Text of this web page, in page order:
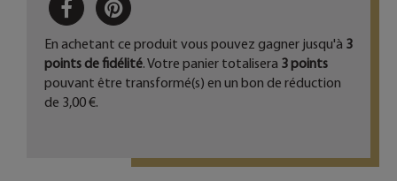
PARTAGERPINTEREST
En achetant ce produit vous pouvez gagner jusqu'à 3
points de fidélité. Votre panier totalisera 3points
pouvant être transformé(s) en un bon de réduction
de 3,00 €.